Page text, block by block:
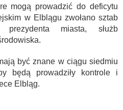
mogą prowadzić do deficytu
w Elblągu zwołano sztab
miasta, służb
być znane w ciągu siedmiu
będą prowadziły kontrole i
Elbląg.